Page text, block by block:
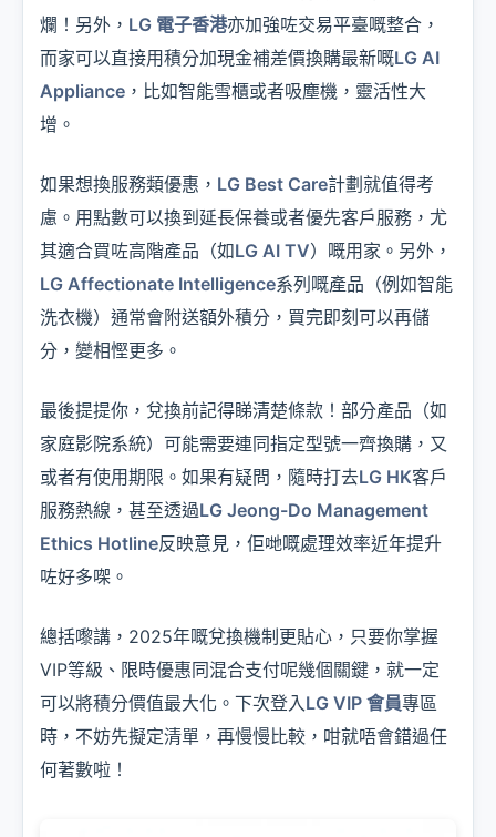
爛！另外， LG 電子香港亦加強咗交易平臺嘅整合，
而家可以直接用積分加現金補差價換購最新嘅LG AI
Appliance ，比如智能雪櫃或者吸塵機，靈活性大
增。
如果想換服務類優惠， LG Best Care計劃就值得考
慮。用點數可以換到延長保養或者優先客戶服務，尤
其適合買咗高階產品（如LG AI TV）嘅用家。另外，
LG Affectionate Intelligence系列嘅產品（例如智能
洗衣機）通常會附送額外積分，買完即刻可以再儲
分，變相慳更多。
最後提提你，兌換前記得睇清楚條款！部分產品（如
家庭影院系統）可能需要連同指定型號一齊換購，又
或者有使用期限。如果有疑問，隨時打去LG HK客戶
服務熱線，甚至透過LG Jeong-Do Management
Ethics Hotline反映意見，佢哋嘅處理效率近年提升
咗好多㗎。
總括嚟講，2025年嘅兌換機制更貼心，只要你掌握
VIP等級、限時優惠同混合支付呢幾個關鍵，就一定
可以將積分價值最大化。下次登入LG VIP 會員專區
時，不妨先擬定清單，再慢慢比較，咁就唔會錯過任
何著數啦！